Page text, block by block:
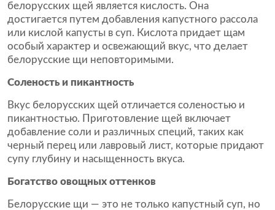
белорусских щей является кислость. Она
достигается путем добавления капустного рассола
или кислой капусты в суп. Кислота придает щам
особый характер и освежающий вкус, что делает
белорусские щи неповторимыми.
Соленость и пикантность
Вкус белорусских щей отличается соленостью и
пикантностью. Приготовление щей включает
добавление соли и различных специй, таких как
черный перец или лавровый лист, которые придают
супу глубину и насыщенность вкуса.
Богатство овощных оттенков
Белорусские щи — это не только капустный суп, но